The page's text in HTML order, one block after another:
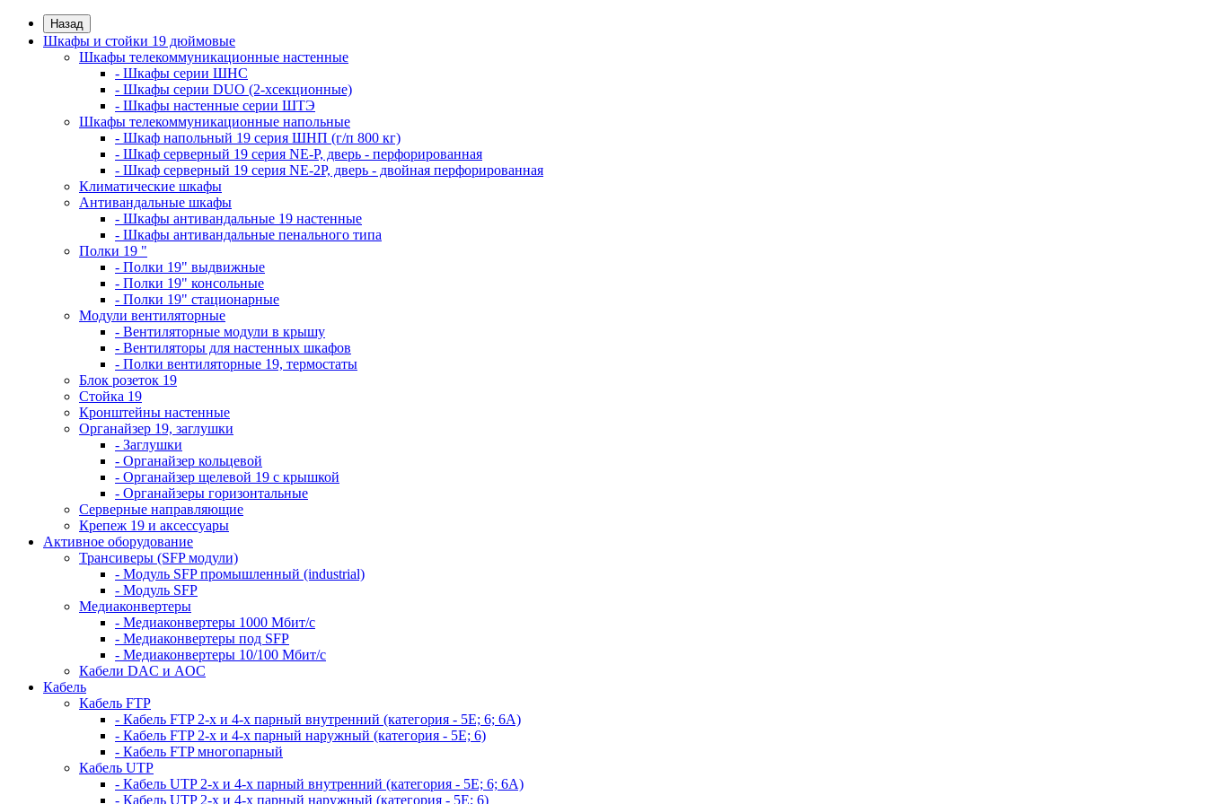
Назад
Шкафы и стойки 19 дюймовые
Шкафы телекоммуникационные настенные
- Шкафы серии ШНС
- Шкафы серии DUO (2-хсекционные)
- Шкафы настенные серии ШТЭ
Шкафы телекоммуникационные напольные
- Шкаф напольный 19 серия ШНП (г/п 800 кг)
- Шкаф серверный 19 серия NE-P, дверь - перфорированная
- Шкаф серверный 19 серия NE-2P, дверь - двойная перфорированная
Климатические шкафы
Антивандальные шкафы
- Шкафы антивандальные 19 настенные
- Шкафы антивандальные пенального типа
Полки 19 "
- Полки 19" выдвижные
- Полки 19" консольные
- Полки 19" стационарные
Модули вентиляторные
- Вентиляторные модули в крышу
- Вентиляторы для настенных шкафов
- Полки вентиляторные 19, термостаты
Блок розеток 19
Стойка 19
Кронштейны настенные
Органайзер 19, заглушки
- Заглушки
- Органайзер кольцевой
- Органайзер щелевой 19 с крышкой
- Органайзеры горизонтальные
Серверные направляющие
Крепеж 19 и аксессуары
Активное оборудование
Трансиверы (SFP модули)
- Модуль SFP промышленный (industrial)
- Модуль SFP
Медиаконвертеры
- Медиаконвертеры 1000 Мбит/с
- Медиаконвертеры под SFP
- Медиаконвертеры 10/100 Мбит/с
Кабели DAC и AOC
Кабель
Кабель FTP
- Кабель FTP 2-х и 4-х парный внутренний (категория - 5Е; 6; 6А)
- Кабель FTP 2-х и 4-х парный наружный (категория - 5Е; 6)
- Кабель FTP многопарный
Кабель UTP
- Кабель UTP 2-х и 4-х парный внутренний (категория - 5Е; 6; 6А)
- Кабель UTP 2-х и 4-х парный наружный (категория - 5Е; 6)